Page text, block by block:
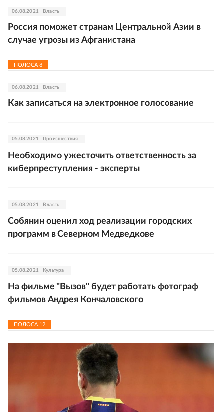
06.08.2021 Власть
Россия поможет странам Центральной Азии в
случае угрозы из Афганистана
ПОЛОСА 8
06.08.2021 Власть
Как записаться на электронное голосование
05.08.2021 Происшествия
Необходимо ужесточить ответственность за
киберпреступления - эксперты
05.08.2021 Власть
Собянин оценил ход реализации городских
программ в Северном Медведкове
05.08.2021 Культура
На фильме "Вызов" будет работать фотограф
фильмов Андрея Кончаловского
ПОЛОСА 12